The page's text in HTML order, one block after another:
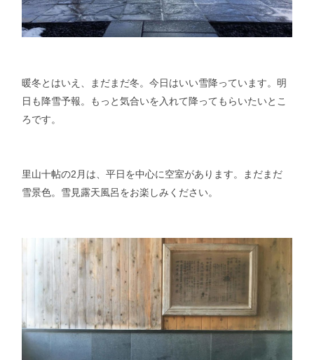
暖冬とはいえ、まだまだ冬。今日はいい雪降っています。明
日も降雪予報。もっと気合いを入れて降ってもらいたいとこ
ろです。
里山十帖の2月は、平日を中心に空室があります。まだまだ
雪景色。雪見露天風呂をお楽しみください。